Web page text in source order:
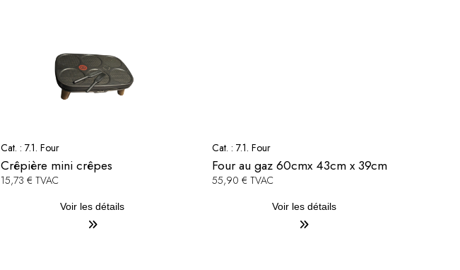
Cat. : 7.1. Four
Crêpière mini crêpes
15,73 € TVAC
Voir les détails
Cat. :7.1. Four
Four au gaz 60cmx 43cm x 39cm
55,90 € TVAC
Voir les détails